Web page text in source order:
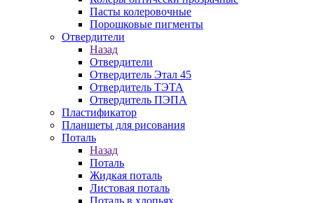
Пасты колеровочные
Порошковые пигменты
Отвердители
Назад
Отвердители
Отвердитель Этал 45
Отвердитель ТЭТА
Отвердитель ПЭПА
Пластификатор
Планшеты для рисования
Поталь
Назад
Поталь
Жидкая поталь
Листовая поталь
Поталь в хлопьях